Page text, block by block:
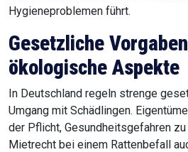
Hygieneproblemen führt.
Gesetzliche
ökologische Aspekte
In Deutschland regeln strenge
Umgang mit Schädlingen.
der Pflicht, Gesundheitsgefahren
Mietrecht bei einem Rattenbefall